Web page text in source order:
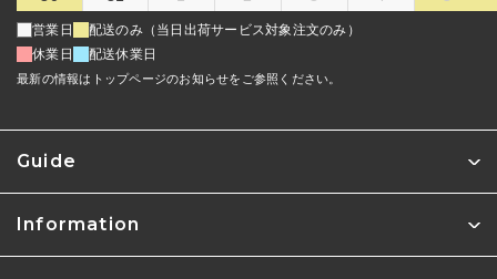
Guide
Information
営業日
配送のみ（当日出荷サービス対象注文のみ）
休業日
配送休業日
最新の情報はトップページのお知らせをご参照ください。